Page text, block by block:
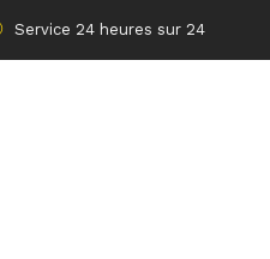
Service 24 heures sur 24